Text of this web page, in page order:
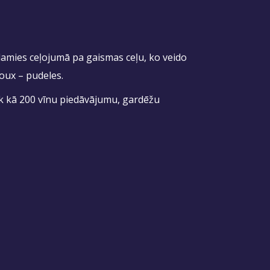
ceļojumā pa gaismas ceļu, ko veido
– pudeles.
200 vīnu piedāvājumu, gardēžu